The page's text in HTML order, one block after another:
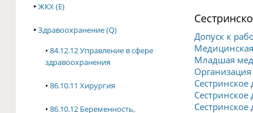
‣ЖКХ (E)
‣Здравоохранение (Q)
• 84.12.12 Управление в сфере
здравоохранения
• 86.10.11 Хирургия
• 86.10.12 Беременность,
Допуск к
Младшая
Организация
Сестринское
Сестринское